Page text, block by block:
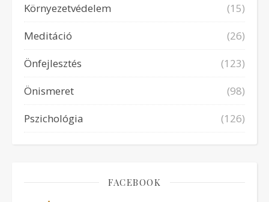
Környezetvédelem
(15)
Meditáció
(26)
Önfejlesztés
(123)
Önismeret
(98)
Pszichológia
(126)
FACEBOOK